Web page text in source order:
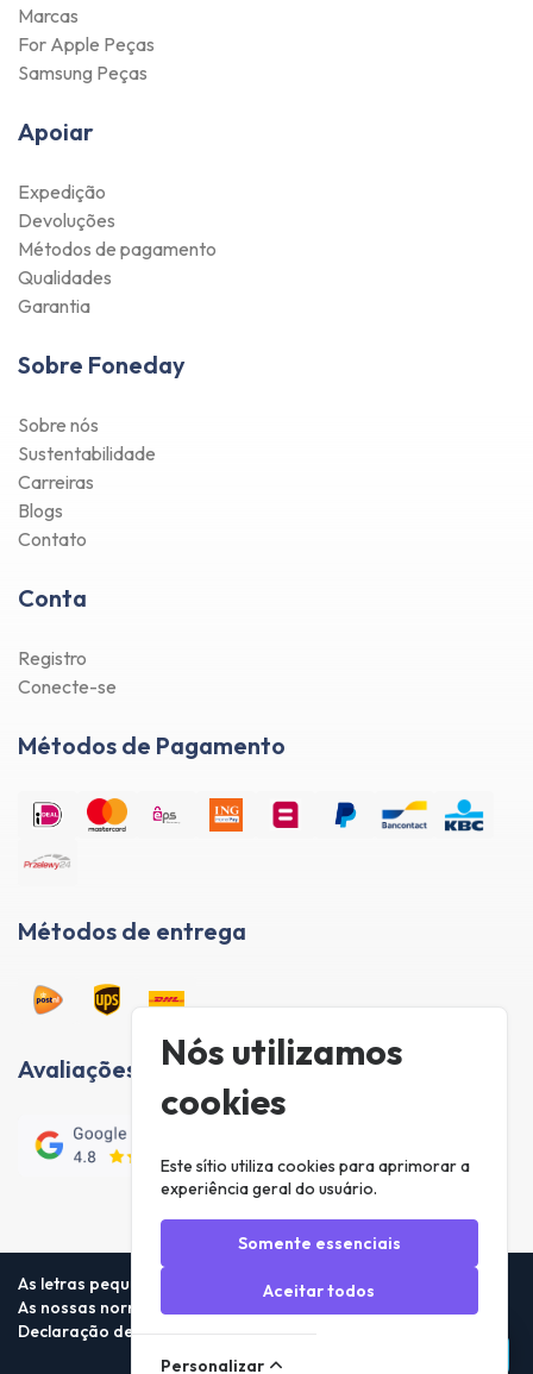
Marcas
For Apple Peças
Samsung Peças
Apoiar
Expedição
Devoluções
Métodos de pagamento
Qualidades
Garantia
Sobre Foneday
Sobre nós
Sustentabilidade
Carreiras
Blogs
Contato
Conta
Registro
Conecte-se
Métodos de Pagamento
Métodos de entrega
Avaliações de clientes
As letras pequenas
As nossas normas
Declaração de privacidade
Nós utilizamos
cookies
Este sítio utiliza cookies para aprimorar a
experiência geral do usuário.
Somente essenciais
Aceitar todos
Personalizar